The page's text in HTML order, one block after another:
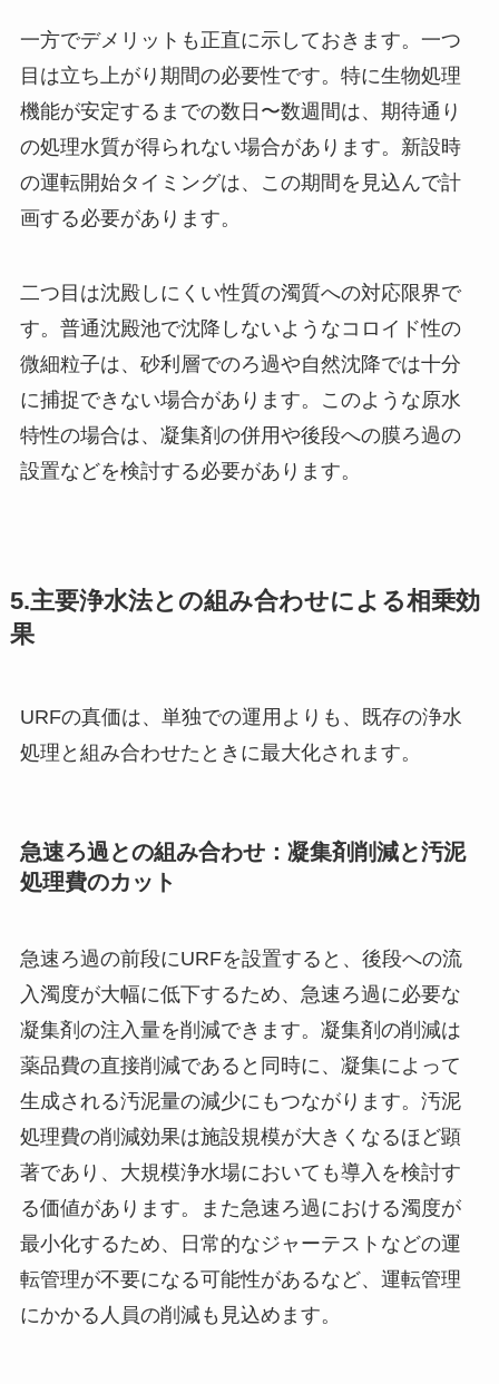
一方でデメリットも正直に示しておきます。一つ
目は立ち上がり期間の必要性です。特に生物処理
機能が安定するまでの数日〜数週間は、期待通り
の処理水質が得られない場合があります。新設時
の運転開始タイミングは、この期間を見込んで計
画する必要があります。
二つ目は沈殿しにくい性質の濁質への対応限界で
す。普通沈殿池で沈降しないようなコロイド性の
微細粒子は、砂利層でのろ過や自然沈降では十分
に捕捉できない場合があります。このような原水
特性の場合は、凝集剤の併用や後段への膜ろ過の
設置などを検討する必要があります。
5.主要浄水法との組み合わせによる相乗効
果
URFの真価は、単独での運用よりも、既存の浄水
処理と組み合わせたときに最大化されます。
急速ろ過との組み合わせ：凝集剤削減と汚泥
処理費のカット
急速ろ過の前段にURFを設置すると、後段への流
入濁度が大幅に低下するため、急速ろ過に必要な
凝集剤の注入量を削減できます。凝集剤の削減は
薬品費の直接削減であると同時に、凝集によって
生成される汚泥量の減少にもつながります。汚泥
処理費の削減効果は施設規模が大きくなるほど顕
著であり、大規模浄水場においても導入を検討す
る価値があります。また急速ろ過における濁度が
最小化するため、日常的なジャーテストなどの運
転管理が不要になる可能性があるなど、運転管理
にかかる人員の削減も見込めます。